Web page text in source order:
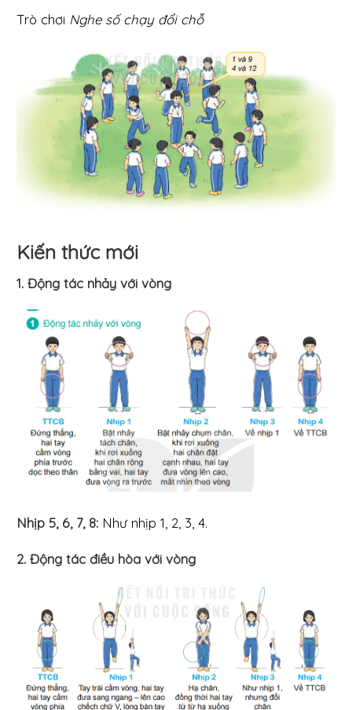
Trò chơi Nghe số chạy đổi chỗ
Kiến thức mới
1. Động tác nhảy với vòng
Nhịp 5, 6, 7, 8: Như nhịp 1, 2, 3, 4.
2. Động tác điều hòa với vòng